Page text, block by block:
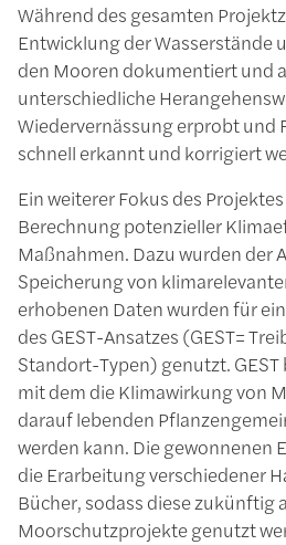
Während des gesamten
Entwicklung der Wasserstände
den Mooren dokumentiert und
unterschiedliche
Wiedervernässung erprobt und
schnell erkannt und korrigiert
Ein weiterer Fokus des
Berechnung potenzieller
Maßnahmen. Dazu wurden der
Speicherung von
erhobenen Daten wurden für
des GEST-Ansatzes (GEST=
Standort-Typen) genutzt.
mit dem die Klimawirkung von
darauf lebenden
werden kann. Die gewonnenen
die Erarbeitung verschiedener
Bücher, sodass diese zukünftig
Moorschutzprojekte genutzt